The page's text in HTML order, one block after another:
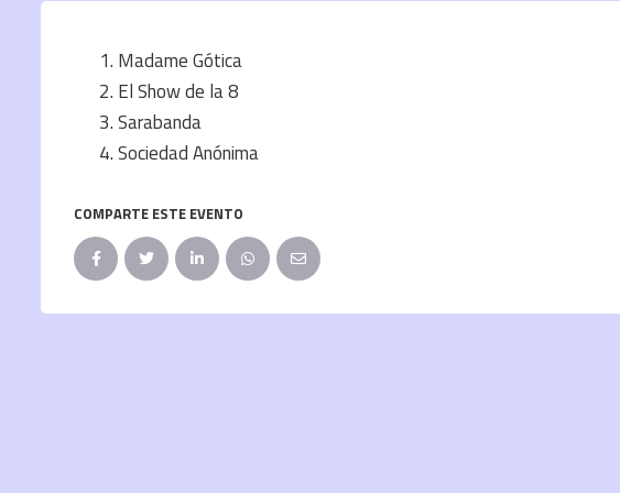
Madame Gótica
El Show de la 8
Sarabanda
Sociedad Anónima
COMPARTE ESTE EVENTO